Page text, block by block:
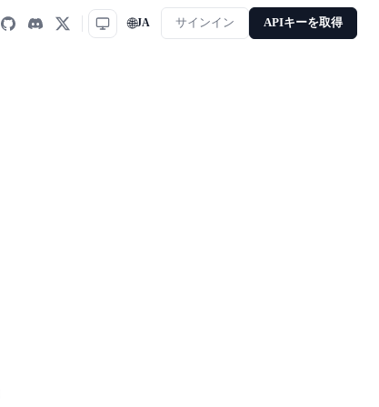
🌐JA サインイン APIキーを取得